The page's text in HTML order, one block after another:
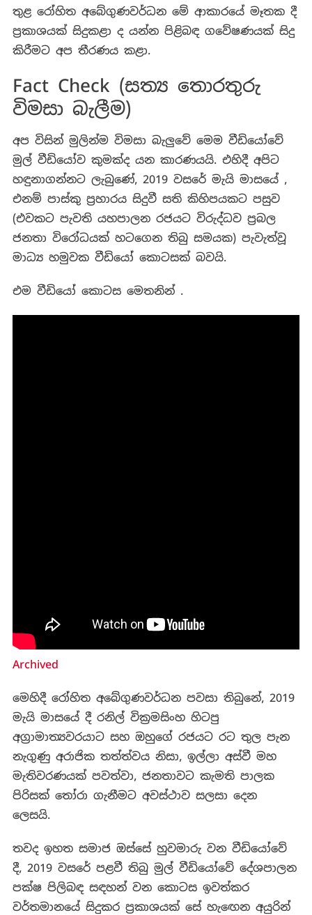
තුළ රෝහිත අබේගුණවර්ධන මේ ආකාරයේ මෑතක දී
ප්‍රකාශයක් සිදුකළා ද යන්න පිළිබඳ ගවේෂණයක් සිදු
කිරීමට අප තීරණය කළා.
Fact Check (සත්‍ය තොරතුරු
විමසා බැලීම)
අප විසින් මුලින්ම විමසා බැලුවේ මෙම වීඩියෝවේ
මුල් වීඩියෝව කුමක්ද යන කාරණයයි. එහිදී අපිට
හඳුනාගන්නට ලැබුණේ, 2019 වසරේ මැයි මාසයේ ,
එනම් පාස්කු ප්‍රහාරය සිදුවී සති කිහිපයකට පසුව
(එවකට පැවති යහපාලන රජයට විරුද්ධව ප්‍රබල
ජනතා විරෝධයක් හටගෙන තිබු සමයක) පැවැත්වූ
මාධ්‍ය හමුවක වීඩියෝ කොටසක් බවයි.
එම වීඩියෝ කොටස මෙතනින් .
Archived
මෙහිදී රෝහිත අබේගුණවර්ධන පවසා තිබුනේ, 2019
මැයි මාසයේ දී රනිල් වික්‍රමසිංහ හිටපු
අග්‍රාමාත්‍යවරයාට සහ ඔහුගේ රජයට රට තුල පැන
නැගුණු අරාජික තත්ත්වය නිසා, ඉල්ලා අස්වී මහ
මැතිවරණයක් පවත්වා, ජනතාවට කැමති පාලක
පිරිසක් තෝරා ගැනීමට අවස්ථාව සලසා දෙන
ලෙසයි.
තවද ඉහත සමාජ ඔස්සේ හුවමාරු වන වීඩියෝවේ
දී, 2019 වසරේ පළවී තිබු මුල් වීඩියෝවේ දේශපාලන
පක්ෂ පිලිබඳ සඳහන් වන කොටස ඉවත්කර
වර්තමානයේ සිදුකර ප්‍රකාශයක් සේ හැඟෙන අයුරින්